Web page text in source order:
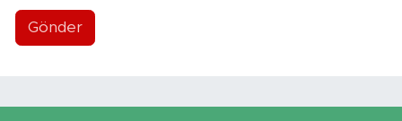
Gönder